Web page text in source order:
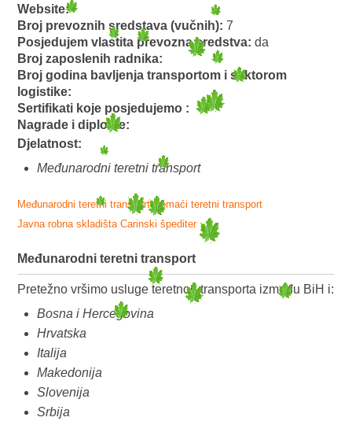
Website:
Broj prevoznih sredstava (vučnih):7
Posjedujem vlastita prevozna sredstva:da
Broj zaposlenih radnika:
Broj godina bavljenja transportom i sektorom
logistike:
Sertifikati koje posjedujemo :
Nagrade i diplome:
Djelatnost:
Međunarodni teretni transport
Međunarodni teretni transport Domaći teretni transport
Javna robna skladišta Carinski špediter
Međunarodni teretni transport
Pretežno vršimo usluge teretnog transporta između BiH i:
Bosna i Hercegovina
Hrvatska
Italija
Makedonija
Slovenija
Srbija